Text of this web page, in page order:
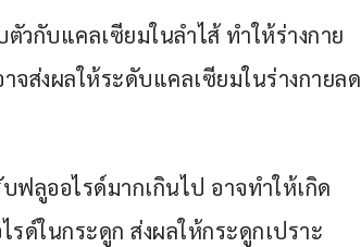
วกับแคลเซียมในลำไส้ ทำให้ร่างกาย
จส่งผลให้ระดับแคลเซียมในร่างกายลด
ลูออไรด์มากเกินไป อาจทำให้เกิด
ด์ในกระดูก ส่งผลให้กระดูกเปราะ